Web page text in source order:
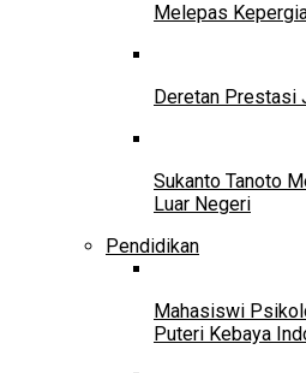
Melepas
Deretan Prestasi
Sukanto Tanoto
Luar Negeri
Pendidikan
Mahasiswi
Puteri Kebaya